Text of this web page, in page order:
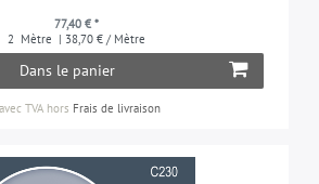
77,40 € *
2 Mètre | 38,70 € / Mètre
Dans le panier
avec TVAhors Frais de livraison